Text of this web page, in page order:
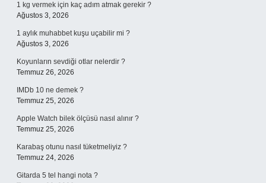
1 kg vermek için kaç adım atmak gerekir ?
Ağustos 3, 2026
1 aylık muhabbet kuşu uçabilir mi ?
Ağustos 3, 2026
Koyunların sevdiği otlar nelerdir ?
Temmuz 26, 2026
IMDb 10 ne demek ?
Temmuz 25, 2026
Apple Watch bilek ölçüsü nasıl alınır ?
Temmuz 25, 2026
Karabaş otunu nasıl tüketmeliyiz ?
Temmuz 24, 2026
Gitarda 5 tel hangi nota ?